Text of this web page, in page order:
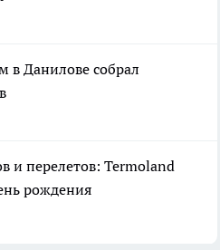
Данилове собрал
и перелетов: Termoland
рождения